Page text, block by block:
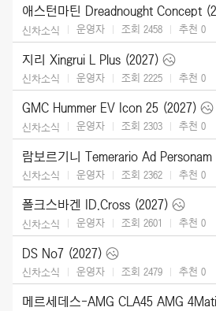
신차소식 운영자 조회 2458 추천 0
지리 Xingrui L Plus (2027)
신차소식 운영자 조회 2225 추천 0
GMC Hummer EV Icon 25 (2027)
신차소식 운영자 조회 2303 추천 0
신차소식 운영자 조회 2362 추천 0
폴크스바겐 ID.Cross (2027)
신차소식 운영자 조회 2601 추천 0
DS No7 (2027)
신차소식 운영자 조회 2479 추천 0